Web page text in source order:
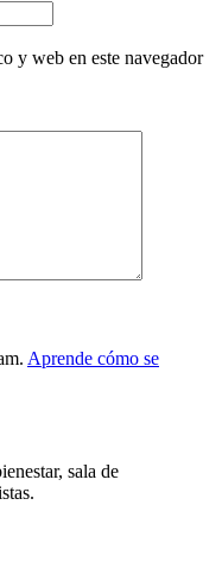
y web en este navegador
Aprende cómo se
sala de